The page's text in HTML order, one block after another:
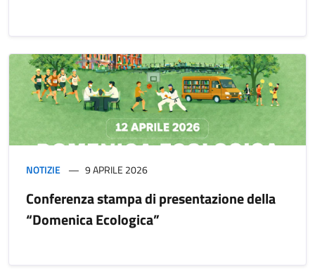
NOTIZIE 9 APRILE 2026
Conferenza stampa di presentazione della
“Domenica Ecologica”